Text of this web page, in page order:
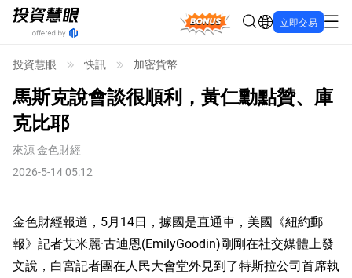
Bonus 立即交易
投資慧眼 快訊 加密貨幣
馬斯克說會談很順利，黃仁勳點贊、庫
克比耶
來源金色財經
2026-5-14 05:12
金色財經報道，5月14日，據國是直通車，美國《紐約郵
報》記者艾米麗·古迪恩(EmilyGoodin)剛剛在社交媒體上發
文說，白宮記者團在人民大會堂外見到了特斯拉公司首席執